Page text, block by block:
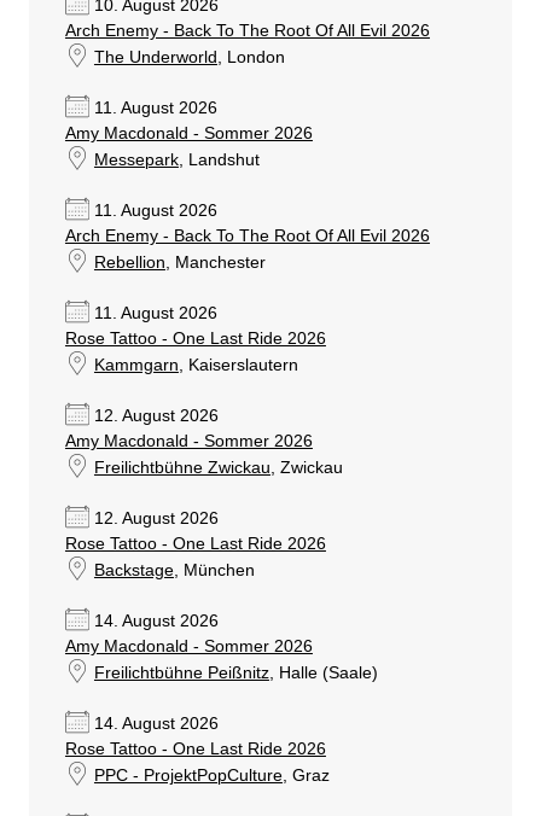
10. August 2026
Arch Enemy - Back To The Root Of All Evil 2026
The Underworld , London
11. August 2026
Amy Macdonald - Sommer 2026
Messepark, Landshut
11. August 2026
Arch Enemy - Back To The Root Of All Evil 2026
Rebellion, Manchester
11. August 2026
Rose Tattoo - One Last Ride 2026
Kammgarn, Kaiserslautern
12. August 2026
Amy Macdonald - Sommer 2026
Freilichtbühne Zwickau, Zwickau
12. August 2026
Rose Tattoo - One Last Ride 2026
Backstage, München
14. August 2026
Amy Macdonald - Sommer 2026
Freilichtbühne Peißnitz, Halle (Saale)
14. August 2026
Rose Tattoo - One Last Ride 2026
PPC - ProjektPopCulture, Graz